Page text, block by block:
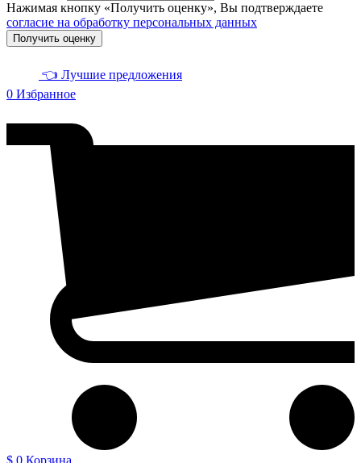
Нажимая кнопку «Получить оценку», Вы подтверждаете
согласие на обработку персональных данных
Получить оценку
👈 Лучшие предложения
0 Избранное